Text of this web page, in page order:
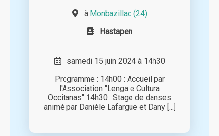
à Monbazillac (24)
Hastapen
samedi 15 juin 2024 à 14h30
Programme : 14h00 : Accueil par
l'Association "Lenga e Cultura
Occitanas" 14h30 : Stage de danses
animé par Danièle Lafargue et Dany [...]